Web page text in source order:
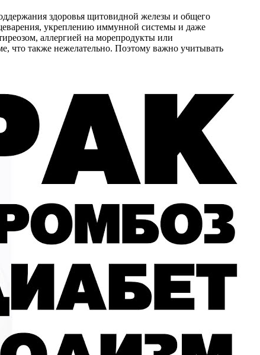
здоровья щитовидной железы и общего
укреплению иммунной системы и даже
аллергией на морепродукты или
что также нежелательно. Поэтому важно учитывать